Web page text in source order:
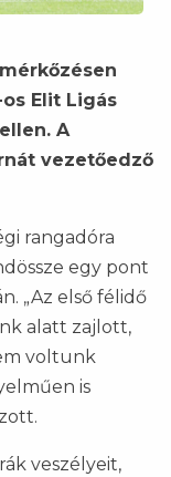
os Elit Ligás
A
vezetőedző
rangadóra
egy pont
„Az első félidő
alatt zajlott,
voltunk
is
veszélyeit,